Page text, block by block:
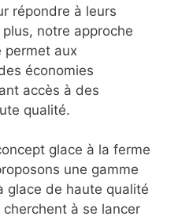
répondre à leurs
notre approche
permet aux
économies
accès à des
qualité.
glace à la ferme
une gamme
glace de haute qualité
à se lancer